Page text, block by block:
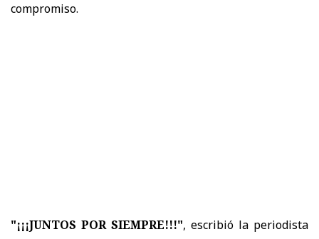
compromiso.
"¡¡¡JUNTOS POR SIEMPRE!!!", escribió la periodista